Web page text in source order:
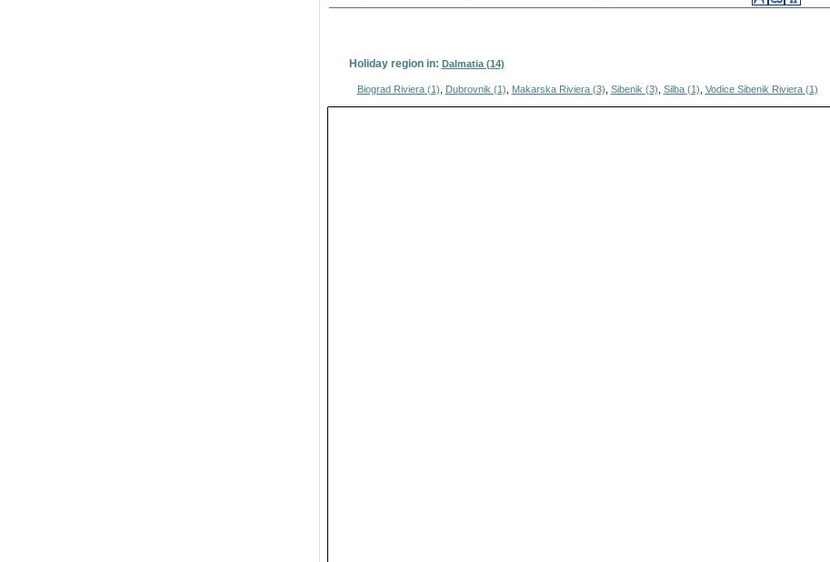
Holiday region in: Dalmatia (14)
Biograd Riviera (1) Dubrovnik (1) Makarska Riviera (3) Sibenik (3) Silba (1) Vodice Sibenik Riviera (1)